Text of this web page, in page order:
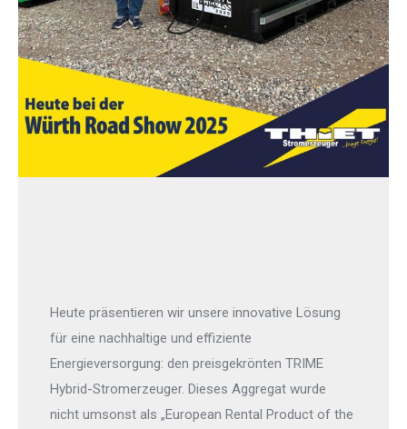
Heute präsentieren wir unsere innovative Lösung
für eine nachhaltige und effiziente
Energieversorgung: den preisgekrönten TRIME
Hybrid-Stromerzeuger. Dieses Aggregat wurde
nicht umsonst als „European Rental Product of the